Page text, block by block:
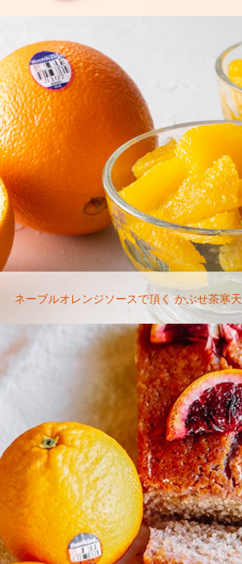
ネーブルオレンジソースで頂く かぶせ茶寒天